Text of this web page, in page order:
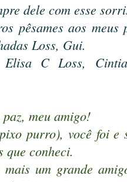
dele com esse
pêsames aos
Loss, Gui.
Elisa C Loss,
meu amigo!
purro), você foi e
que conheci.
mais um grande